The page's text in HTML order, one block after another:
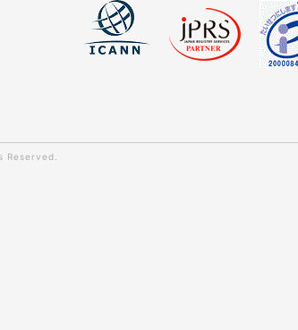
Reserved.